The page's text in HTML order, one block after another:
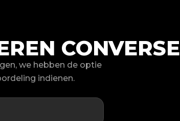
CONVERSE
we hebben de optie
indienen.